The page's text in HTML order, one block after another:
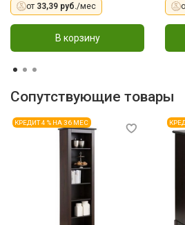
от 33,39 руб./мес
В корзину
Сопутствующие товары
КРЕДИТ 4 % НА 36 МЕС